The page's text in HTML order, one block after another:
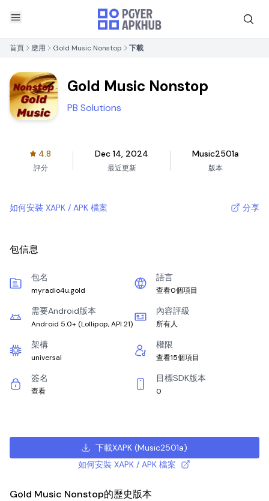
首頁 應用 Gold Music Nonstop 下載
Gold Music Nonstop
PB Solutions
4.8
評分
Dec 14, 2024
最近更新
Music2501a
版本
如何安裝 XAPK / APK 檔案 分享
包信息
包名
myradio4u.gold
語言
查看0個項目
需要Android版本
Android 5.0+ (Lollipop, API 21)
內容評級
所有人
架構
universal
權限
查看15個項目
簽名
查看
目標SDK版本
0
下載XAPK (Music2501a)
如何安裝 XAPK / APK 檔案
Gold Music Nonstop的歷史版本